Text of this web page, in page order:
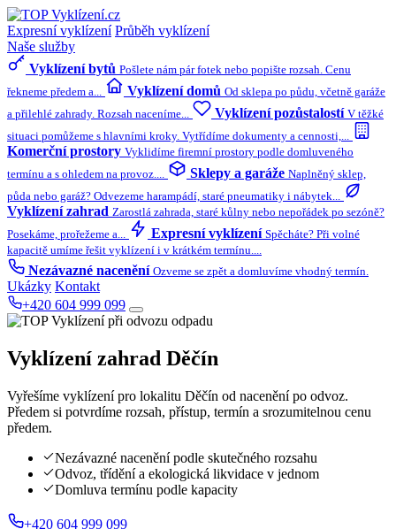
Expresní vyklízení Průběh vyklízení
Naše služby
Vyklízení bytů Pošlete nám pár fotek nebo popište rozsah. Cenu
řekneme předem a...
Vyklízení domů Od sklepa po půdu, včetně garáže
a přilehlé zahrady. Rozsah naceníme...
Vyklízení pozůstalostí V těžké
situaci pomůžeme s hlavními kroky. Vytřídíme dokumenty a cennosti,...
Komerční prostory Vyklidíme firemní prostory podle domluveného
termínu a s ohledem na provoz....
Sklepy a garáže Naplněný sklep,
půda nebo garáž? Odvezeme harampádí, staré pneumatiky i nábytek...
Vyklízení zahrad Zarostlá zahrada, staré kůlny nebo nepořádek po sezóně?
Posekáme, prořežeme a...
Expresní vyklízení Spěcháte? Při volné
kapacitě umíme řešit vyklízení i v krátkém termínu....
Nezávazné nacenění Ozveme se zpět a domluvíme vhodný termín.
Ukázky Kontakt
+420 604 999 099
Vyklízení zahrad Děčín
Vyřešíme vyklízení pro lokalitu Děčín od nacenění po odvoz.
Předem si potvrdíme rozsah, přístup, termín a srozumitelnou cenu
předem.
Nezávazné nacenění podle skutečného rozsahu
Odvoz, třídění a ekologická likvidace v jednom
Domluva termínu podle kapacity
+420 604 999 099